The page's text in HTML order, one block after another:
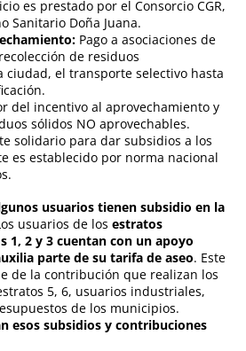
es prestado por el Consorcio CGR,
Sanitario Doña Juana.
Pago a asociaciones de
de residuos
ciudad, el transporte selectivo hasta
del incentivo al aprovechamiento y
sólidos NO aprovechables.
solidario para dar subsidios a los
es establecido por norma nacional
usuarios tienen subsidio en la
usuarios de los estratos
1, 2 y 3 cuentan con un apoyo
parte de su tarifa de aseo. Este
de la contribución que realizan los
5, 6, usuarios industriales,
de los municipios.
esos subsidios y contribuciones